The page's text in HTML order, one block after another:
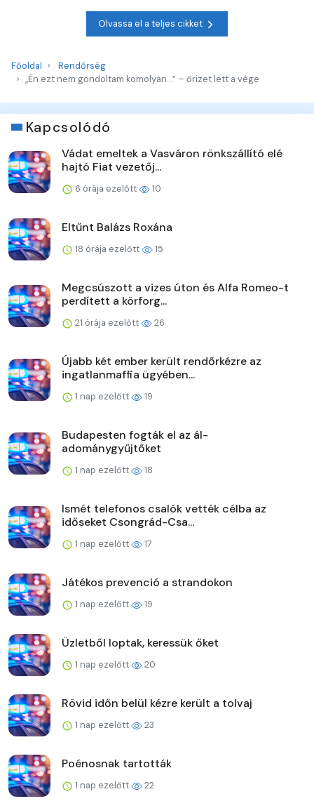
Olvassa el a teljes cikket
Főoldal
Rendőrség
„Én ezt nem gondoltam komolyan…” – őrizet lett a vége
Kapcsolódó
Vádat emeltek a Vasváron rönkszállító elé
hajtó Fiat vezetőj...
6 órája ezelőtt 10
Eltűnt Balázs Roxána
18 órája ezelőtt 15
Megcsúszott a vizes úton és Alfa Romeo-t
perdített a körforg...
21 órája ezelőtt 26
Újabb két ember került rendőrkézre az
ingatlanmaffia ügyében...
1 nap ezelőtt 19
Budapesten fogták el az ál-
adománygyűjtőket
1 nap ezelőtt 18
Ismét telefonos csalók vették célba az
időseket Csongrád-Csa...
1 nap ezelőtt 17
Játékos prevenció a strandokon
1 nap ezelőtt 19
Üzletből loptak, keressük őket
1 nap ezelőtt 20
Rövid időn belül kézre került a tolvaj
1 nap ezelőtt 23
Poénosnak tartották
1 nap ezelőtt 22